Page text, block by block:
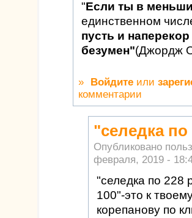
"Если ты в
единственном
пусть и
безумен"(Джордж
» Войдите или
комментарии
"селедка
Опубликовано
февраля, 2019 -
"селедка по 228
100"-это к
корепанову по